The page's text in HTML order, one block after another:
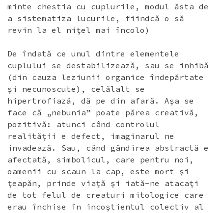
minte chestia cu cuplurile, modul ăsta de
a sistematiza lucurile, fiindcă o să
revin la el niţel mai încolo)
De îndată ce unul dintre elementele
cuplului se destabilizează, sau se inhibă
(din cauza leziunii organice îndepărtate
şi necunoscute), celălalt se
hipertrofiază, dă pe din afară. Aşa se
face că „nebunia” poate părea creativă,
pozitivă: atunci când controlul
realităţii e defect, imaginarul ne
invadează. Sau, când gândirea abstractă e
afectată, simbolicul, care pentru noi,
oamenii cu scaun la cap, este mort şi
ţeapăn, prinde viaţă şi iată-ne atacaţi
de tot felul de creaturi mitologice care
erau închise în incoştientul colectiv al